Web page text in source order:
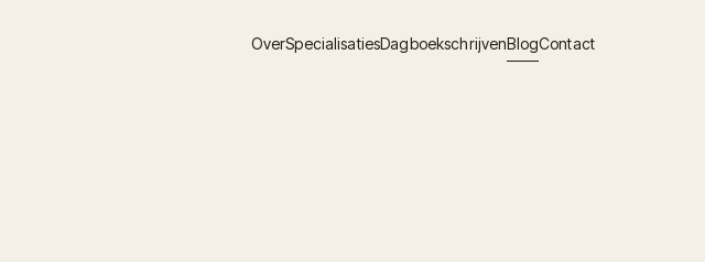
OverSpecialisatiesDagboekschrijvenBlogContact